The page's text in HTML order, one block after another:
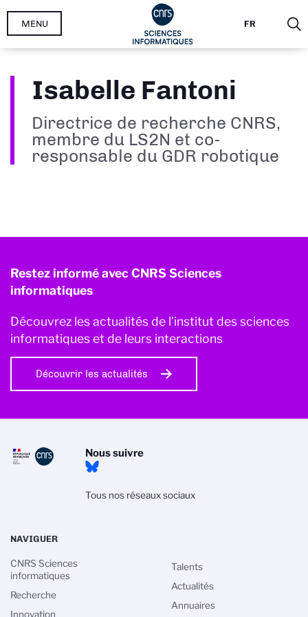
Aller
FR
MENU
Isabelle Fantoni
Directrice de recherche CNRS,
membre du LS2N et co-
responsable du GDR robotique
Restez informé avec CNRS Sciences
informatiques
Découvrez les actualités de l’institut des sciences
informatiques et de leurs interactions
Découvrir les actualités
Nous suivre
Tous nos réseaux sociaux
NAVIGUER
CNRS Sciences
informatiques
Recherche
Innovation
Talents
Actualités
Annuaires